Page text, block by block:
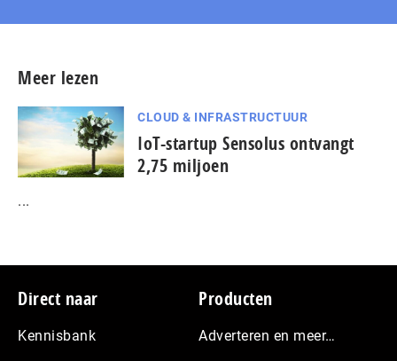
Meer lezen
CLOUD & INFRASTRUCTUUR
IoT-startup Sensolus ontvangt
2,75 miljoen
...
Footer
Direct naar
Kennisbank
Producten
Adverteren en meer…